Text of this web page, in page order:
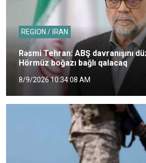
REGİON / İRAN
Rəsmi Tehran: ABŞ davranışını
Hörmüz boğazı bağlı qalacaq
8/9/2026 10:34:08 AM